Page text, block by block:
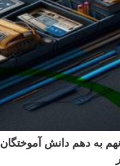
به دهم دانش آموختگان